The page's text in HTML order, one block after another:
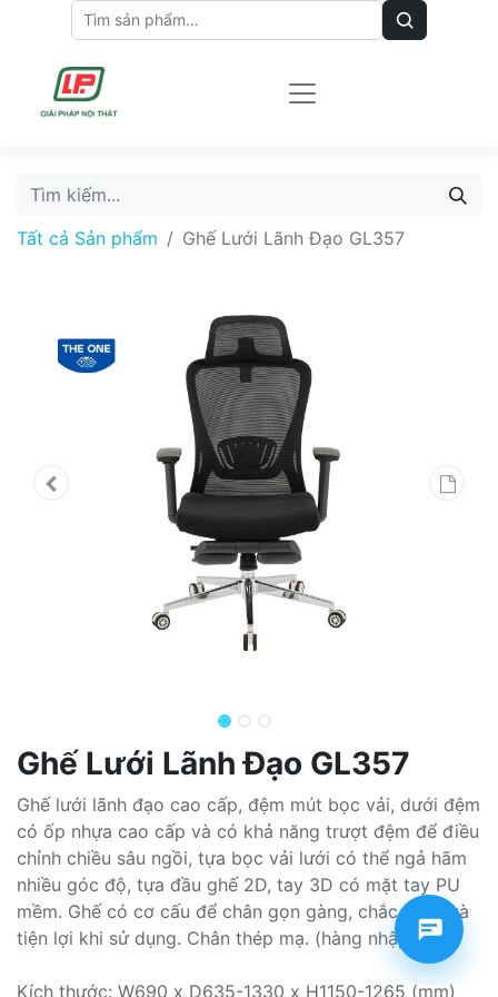
Tất cả Sản phẩm Ghế Lưới Lãnh Đạo GL357
Ghế Lưới Lãnh Đạo GL357
Ghế lưới lãnh đạo cao cấp, đệm mút bọc vải, dưới đệm
có ốp nhựa cao cấp và có khả năng trượt đệm để điều
chỉnh chiều sâu ngồi, tựa bọc vải lưới có thể ngả hãm
nhiều góc độ, tựa đầu ghế 2D, tay 3D có mặt tay PU
mềm. Ghế có cơ cấu để chân gọn gàng, chắc chắn và
tiện lợi khi sử dụng. Chân thép mạ. (hàng nhập khẩu)
Kích thước: W690 x D635-1330 x H1150-1265 (mm)